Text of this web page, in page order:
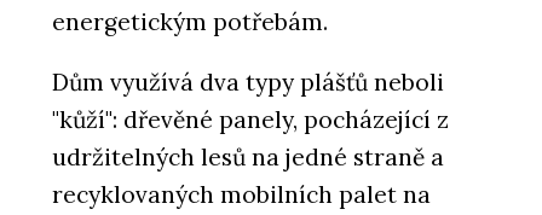
energetickým potřebám.
Dům využívá dva typy plášťů neboli
"kůží": dřevěné panely, pocházející z
udržitelných lesů na jedné straně a
recyklovaných mobilních palet na